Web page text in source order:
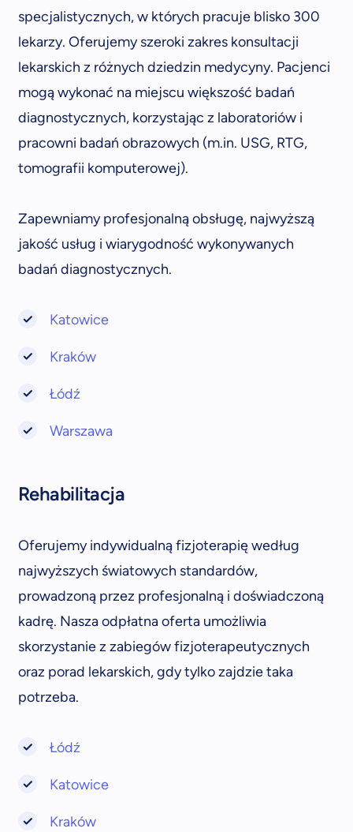
specjalistycznych, w których pracuje blisko 300
lekarzy. Oferujemy szeroki zakres konsultacji
lekarskich z różnych dziedzin medycyny. Pacjenci
mogą wykonać na miejscu większość badań
diagnostycznych, korzystając z laboratoriów i
pracowni badań obrazowych (m.in. USG, RTG,
tomografii komputerowej).
Zapewniamy profesjonalną obsługę, najwyższą
jakość usług i wiarygodność wykonywanych
badań diagnostycznych.
Katowice
Kraków
Łódź
Warszawa
Rehabilitacja
Oferujemy indywidualną fizjoterapię według
najwyższych światowych standardów,
prowadzoną przez profesjonalną i doświadczoną
kadrę. Nasza odpłatna oferta umożliwia
skorzystanie z zabiegów fizjoterapeutycznych
oraz porad lekarskich, gdy tylko zajdzie taka
potrzeba.
Łódź
Katowice
Kraków